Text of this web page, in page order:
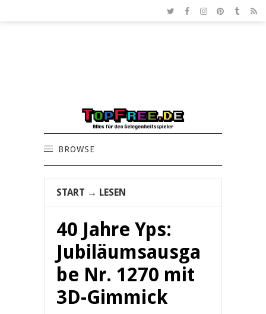
BROWSE
START → LESEN
40 Jahre Yps:
Jubiläumsausga
be Nr. 1270 mit
3D-Gimmick